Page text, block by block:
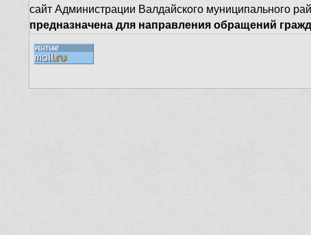
сайт Администрации Валдайского муниципального
предназначена для направления обращений